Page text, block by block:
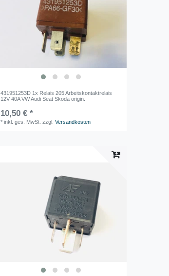
431951253D 1x Relais 205 Arbeitskontaktrelais
12V 40A VW Audi Seat Skoda origin.
10,50 € *
*inkl. ges. MwSt. zzgl.Versandkosten